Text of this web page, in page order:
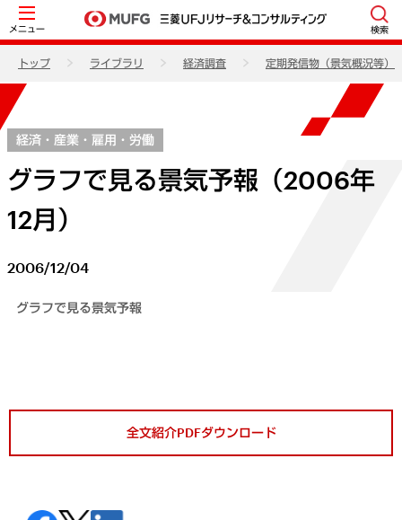
メニュー 検索
トップ ライブラリ 経済調査 定期発信物（景気概況等）
経済・産業・雇用・労働
グラフで見る景気予報（2006年
12月）
2006/12/04
グラフで見る景気予報
全文紹介PDFダウンロード